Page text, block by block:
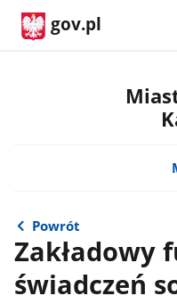
gov.pl
Powrót
Zakładowy
świadczeń